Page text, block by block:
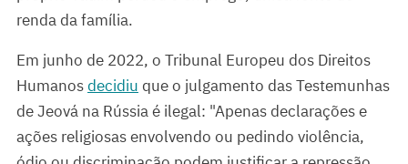
renda da família.
Em junho de 2022, o Tribunal Europeu dos Direitos
Humanosdecidiu que o julgamento das Testemunhas
de Jeová na Rússia é ilegal: "Apenas declarações e
ações religiosas envolvendo ou pedindo violência,